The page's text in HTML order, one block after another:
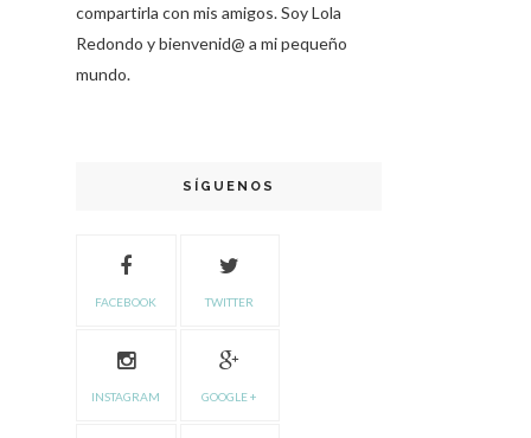
compartirla con mis amigos. Soy Lola
Redondo y bienvenid@ a mi pequeño
mundo.
SÍGUENOS
FACEBOOK TWITTER
INSTAGRAM GOOGLE +